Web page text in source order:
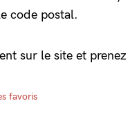
code postal.
sur le site et
favoris